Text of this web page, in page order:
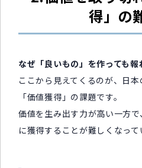
得」の
なぜ「良いもの」を作っても報
ここから見えてくるのが、日
「価値獲得」の課題です。
価値を生み出す力が高い一方
に獲得することが難しくなって